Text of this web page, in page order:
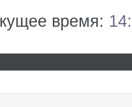
время: